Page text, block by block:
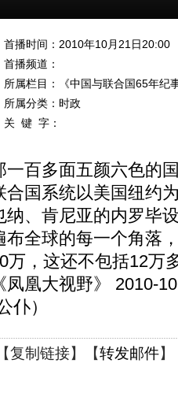
首播时间：2010年10月21日20:00
首播频道：
所属栏目：
《中国与联合国65年纪
所属分类：时政
关 键 字：
百多面五颜六色的
合国系统以美国纽约
纳、肯尼亚的内罗毕
全球的每一个角落
万，这还不包括12万
凰大视野》 2010-
仆）
【复制链接】【转发邮件】